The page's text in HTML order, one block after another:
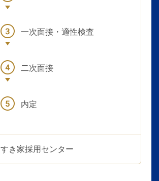
一次面接・適性検査
二次面接
内定
すき家採用センター